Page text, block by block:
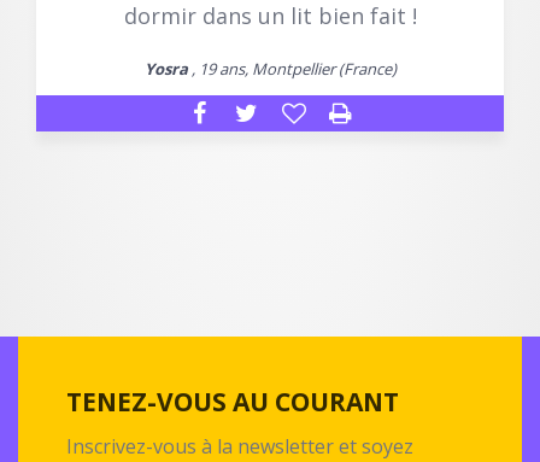
dormir dans un lit bien fait !
Yosra, 19 ans, Montpellier (France)
TENEZ-VOUS AU COURANT
Inscrivez-vous à la newsletter et soyez